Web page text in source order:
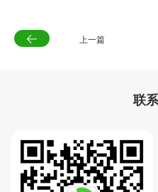
上一篇
联